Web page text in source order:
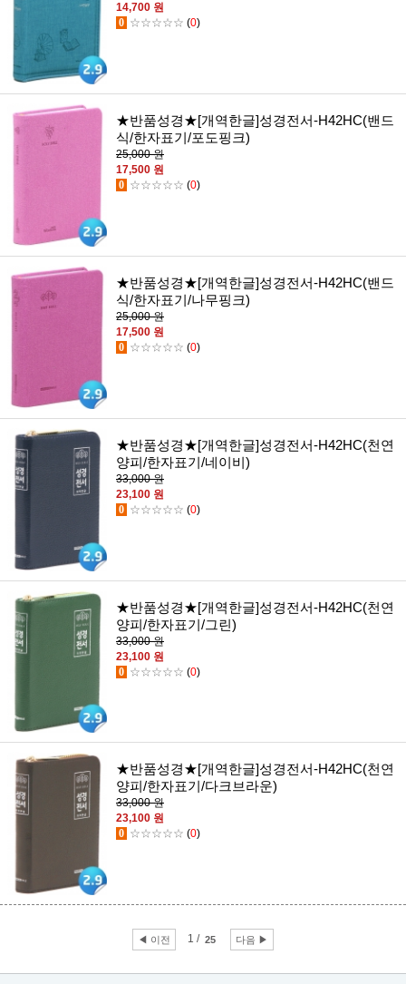
14,700 원
0 ☆☆☆☆☆ (0)
★반품성경★[개역한글]성경전서-H42HC(밴드
식/한자표기/포도핑크)
25,000 원
17,500 원
0 ☆☆☆☆☆ (0)
★반품성경★[개역한글]성경전서-H42HC(밴드
식/한자표기/나무핑크)
25,000 원
17,500 원
0 ☆☆☆☆☆ (0)
★반품성경★[개역한글]성경전서-H42HC(천연
양피/한자표기/네이비)
33,000 원
23,100 원
0 ☆☆☆☆☆ (0)
★반품성경★[개역한글]성경전서-H42HC(천연
양피/한자표기/그린)
33,000 원
23,100 원
0 ☆☆☆☆☆ (0)
★반품성경★[개역한글]성경전서-H42HC(천연
양피/한자표기/다크브라운)
33,000 원
23,100 원
0 ☆☆☆☆☆ (0)
◀ 이전 1 / 25 다음 ▶